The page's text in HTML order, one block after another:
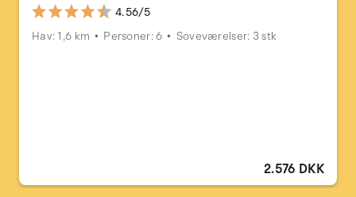
4.56/5
Hav: 1,6 km
Personer: 6 Soveværelser: 3 stk
2.576 DKK